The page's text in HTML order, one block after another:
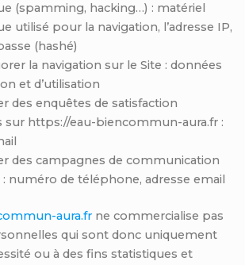
(spamming, hacking…) : matériel
utilisé pour la navigation, l’adresse IP,
(hashé)
la navigation sur le Site : données
et d’utilisation
des enquêtes de satisfaction
sur https://eau-biencommun-aura.fr :
des campagnes de communication
: numéro de téléphone, adresse email
aura.fr ne commercialise pas
qui sont donc uniquement
ou à des fins statistiques et